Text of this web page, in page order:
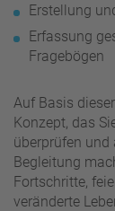
Erstellung
Erfassung
Fragebögen
Auf Basis
Konzept, das
überprüfen und
Begleitung
Fortschritte,
veränderte